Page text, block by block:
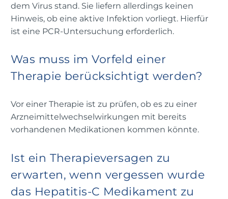
dem Virus stand. Sie liefern allerdings keinen
Hinweis, ob eine aktive Infektion vorliegt. Hierfür
ist eine PCR-Untersuchung erforderlich.
Was muss im Vorfeld einer
Therapie berücksichtigt werden?
Vor einer Therapie ist zu prüfen, ob es zu einer
Arzneimittelwechselwirkungen mit bereits
vorhandenen Medikationen kommen könnte.
Ist ein Therapieversagen zu
erwarten, wenn vergessen wurde
das Hepatitis-C Medikament zu